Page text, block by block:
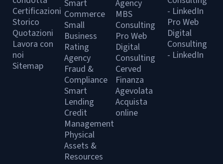
Certificazioni
Storico
Quotazioni
Lavora con
noi
Sitemap
Smart
Commerce
Small
Business
Rating
Agency
Fraud &
Compliance
Smart
Lending
Credit
Management
Physical
Assets &
Resources
Agency
MBS
Consulting
Pro Web
Digital
Consulting
Cerved
Finanza
Agevolata
Acquista
online
- LinkedIn
Pro Web
Digital
Consulting
- LinkedIn